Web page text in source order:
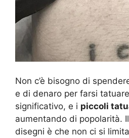
Non c’è bisogno di
e di denaro per farsi
significativo, e i piccoli
aumentando di popolarità.
disegni è che non ci si